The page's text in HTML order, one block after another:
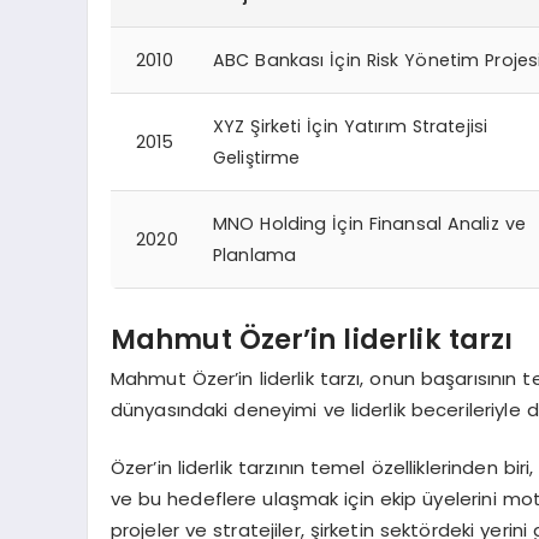
2010 ABC Bankası İçin Risk Yönetim
2015
XYZ Şirketi İçin Yatırım Stratejisi
Geliştirme
2020
MNO Holding İçin Finansal Analiz ve
Planlama
Mahmut Özer’in liderlik tarzı
Mahmut Özer’in liderlik tarzı, onun
dünyasındaki deneyimi ve liderlik becerileriyle
Özer’in liderlik tarzının temel özelliklerinden
ve bu hedeflere ulaşmak için ekip üyelerini
projeler ve stratejiler, şirketin sektördeki yerini